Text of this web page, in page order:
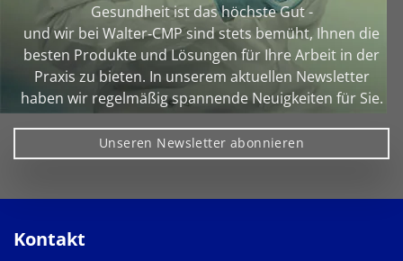
Gesundheit ist das höchste Gut -
und wir bei Walter‑CMP sind stets bemüht, Ihnen die
besten Produkte und Lösungen für Ihre Arbeit in der
Praxis zu bieten. In unserem aktuellen Newsletter
haben wir regelmäßig spannende Neuigkeiten für Sie.
Unseren Newsletter abonnieren
Kontakt